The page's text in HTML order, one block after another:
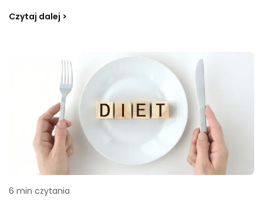
właściwymi kryteriami. Oto czemu warto przyjrzeć
Czytaj dalej >
6 min czytania